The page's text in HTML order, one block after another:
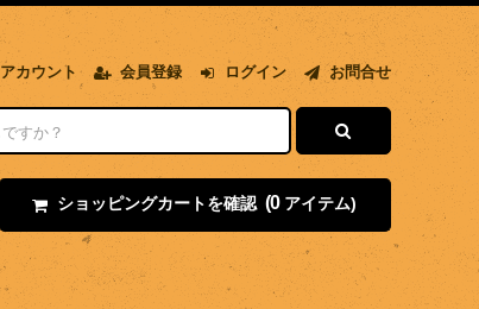
アカウント 会員登録 ログイン お問合せ
ショッピングカートを確認 (0 アイテム)